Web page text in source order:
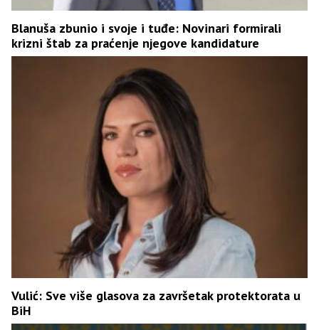
Blanuša zbunio i svoje i tuđe: Novinari formirali
krizni štab za praćenje njegove kandidature
Vulić: Sve više glasova za završetak protektorata u
BiH